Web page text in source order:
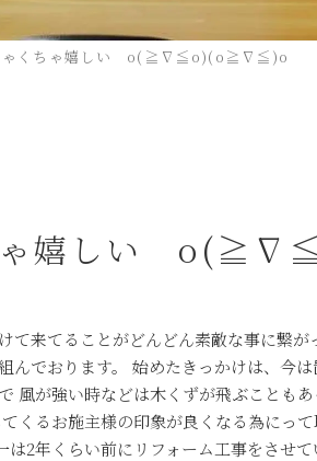
ゃくちゃ嬉しい o(≧∇≦o)(o≧∇≦)o
ゃ嬉しい
て来てることがどんどん素敵な事に繋
んでおります。 始めたきっかけは、今
風が強い時などは木くずが飛ぶことも
くるお施主様の印象が良くなる為にっ
2年くらい前にリフォーム工事をさせ